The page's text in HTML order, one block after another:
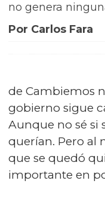
no genera
Por Carlos Fara
de Cambiemos
gobierno sigue
Aunque no sé si
querían. Pero al
que se quedó
importante en